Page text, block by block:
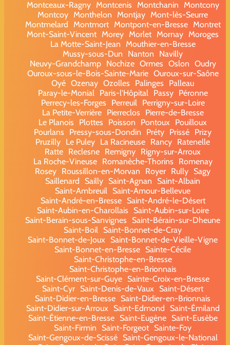
Montceaux-Ragny
Montcenis Montchanin
Montcony
Montcoy Monthelon Montjay Mont-lès-Seurre
Montmelard
Montmort Montpont-en-Bresse
Montret
Mont-Saint-Vincent Morey Morlet Mornay Moroges
La Motte-Saint-Jean
Mouthier-en-Bresse
Mussy-sous-Dun
Nanton
Navilly
Neuvy-Grandchamp
Nochize Ormes Oslon Oudry
Ouroux-sous-le-Bois-Sainte-Marie Ouroux-sur-Saône
Oyé Ozenay Ozolles Palinges
Palleau
Paray-le-Monial
Paris-l'Hôpital Passy
Péronne
Perrecy-les-Forges
Perreuil
Perrigny-sur-Loire
La Petite-Verrière
Pierreclos
Pierre-de-Bresse
Le Planois
Plottes Poisson Pontoux
Pouilloux
Pourlans
Pressy-sous-Dondin Préty Prissé Prizy
Pruzilly Le Puley La Racineuse Rancy Ratenelle
Ratte Reclesne Remigny Rigny-sur-Arroux
La Roche-Vineuse
Romanèche-Thorins
Romenay
Rosey Roussillon-en-Morvan Royer Rully Sagy
Saillenard
Sailly Saint-Agnan
Saint-Albain
Saint-Ambreuil
Saint-Amour-Bellevue
Saint-André-en-Bresse
Saint-André-le-Désert
Saint-Aubin-en-Charollais
Saint-Aubin-sur-Loire
Saint-Berain-sous-Sanvignes
Saint-Bérain-sur-Dheune
Saint-Boil
Saint-Bonnet-de-Cray
Saint-Bonnet-de-Joux
Saint-Bonnet-de-Vieille-Vigne
Saint-Bonnet-en-Bresse Sainte-Cécile
Saint-Christophe-en-Bresse
Saint-Christophe-en-Brionnais
Saint-Clément-sur-Guye Sainte-Croix-en-Bresse
Saint-Cyr Saint-Denis-de-Vaux
Saint-Désert
Saint-Didier-en-Bresse Saint-Didier-en-Brionnais
Saint-Didier-sur-Arroux
Saint-Edmond
Saint-Émiland
Saint-Étienne-en-Bresse
Saint-Eugène
Saint-Eusèbe
Saint-Firmin
Saint-Forgeot Sainte-Foy
Saint-Gengoux-de-Scissé
Saint-Gengoux-le-National